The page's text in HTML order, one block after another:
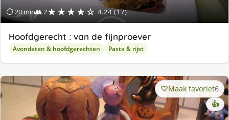
⏱ 20 min👥 2★★★★☆ 4.24 (17)
Hoofdgerecht : van de fijnproever
Avondeten & hoofdgerechten Pasta & rijst
Maak favoriet6
👍